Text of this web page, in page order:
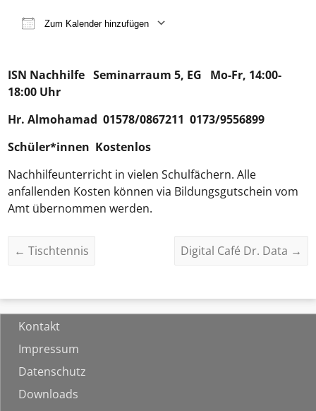
Zum Kalender hinzufügen
ISN Nachhilfe Seminarraum 5, EG Mo-Fr, 14:00-
18:00 Uhr
Hr.Almohamad 01578/0867211 0173/9556899
Schüler*innen Kostenlos
Nachhilfeunterricht in vielen Schulfächern. Alle
anfallenden Kosten können via Bildungsgutschein vom
Amt übernommen werden.
← Tischtennis Digital Café Dr. Data →
Kontakt
Impressum
Datenschutz
Downloads